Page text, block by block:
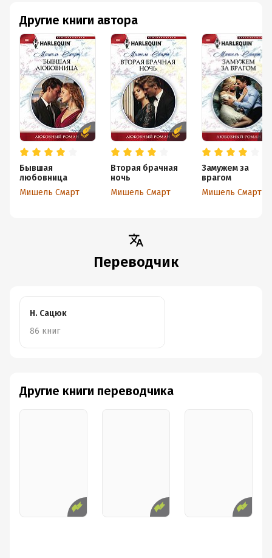
Другие книги автора
Бывшая
любовница
Мишель Смарт
Вторая брачная
ночь
Мишель Смарт
Замужем за
врагом
Мишель Смарт
Переводчик
Н. Сацюк
86 книг
Другие книги переводчика